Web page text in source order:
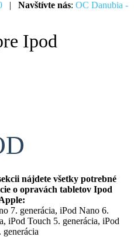
| Navštívte nás: OC Danubia -
Ipod
nájdete všetky potrebné
o opravách tabletov Ipod
7. generácia, iPod Nano 6.
iPod Touch 5. generácia, iPod
generácia